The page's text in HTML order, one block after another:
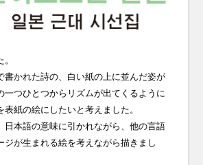
書かれた詩の、白い紙の上に並んだ姿が
一つひとつからリズムが出てくるように
表紙の絵にしたいと考えました。
日本語の意味に引かれながら、他の言語
ジが生まれる絵を考えながら描きまし